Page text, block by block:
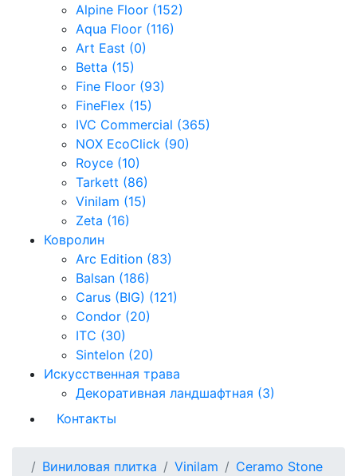
Alpine Floor (152)
Aqua Floor (116)
Art East (0)
Betta (15)
Fine Floor (93)
FineFlex (15)
IVC Commercial (365)
NOX EcoClick (90)
Royce (10)
Tarkett (86)
Vinilam (15)
Zeta (16)
Ковролин
Arc Edition (83)
Balsan (186)
Carus (BIG) (121)
Condor (20)
ITC (30)
Sintelon (20)
Искусственная трава
Декоративная ландшафтная (3)
Контакты
Виниловая плитка Vinilam
Ceramo Stone